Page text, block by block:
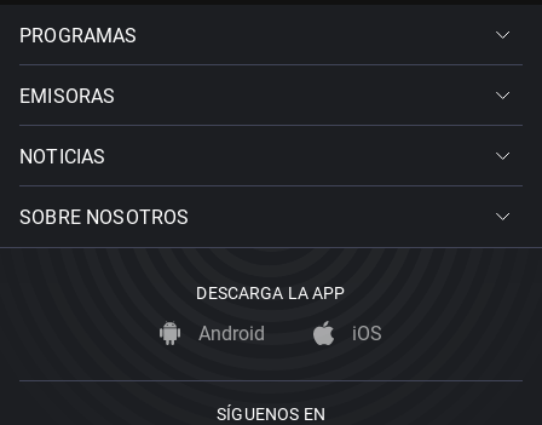
PROGRAMAS
EMISORAS
NOTICIAS
SOBRE NOSOTROS
DESCARGA LA APP
Android iOS
SÍGUENOS EN